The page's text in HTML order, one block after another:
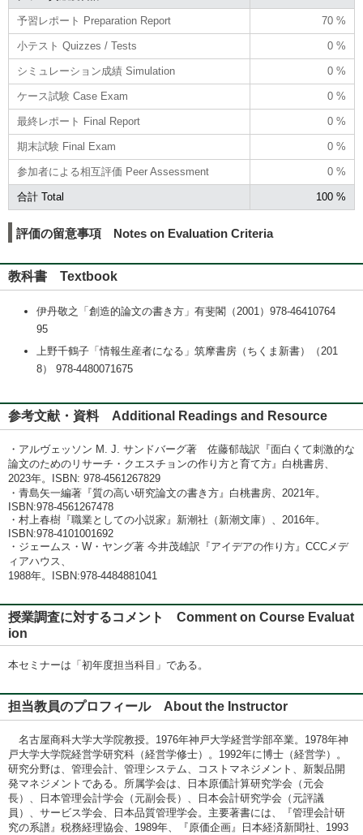
予習レポート Preparation Report 70 %
小テスト Quizzes / Tests 0 %
シミュレーション成績 Simulation 0 %
ケース試験 Case Exam 0 %
最終レポート Final Report 0 %
期末試験 Final Exam 0 %
参加者による相互評価 Peer Assessment 0 %
合計 Total 100 %
評価の留意事項 Notes on Evaluation Criteria
教科書 Textbook
伊丹敬之「創造的論文の書き方」有斐閣（2001）978-46410764
95
上野千鶴子「情報生産者になる」筑摩書房（ちくま新書）（201
8） 978-4480071675
参考文献・資料 Additional Readings and Resource
・アルヴェッソン M. J. サンドバーグ著 佐藤郁哉訳『面白くて刺激的な
論文のためのリサーチ・クエスチョンの作り方と育て方』白桃書房、
2023年。ISBN: ‎978-4561267829
・青島矢一編著『質の高い研究論文の書き方』白桃書房、2021年。
ISBN:978-4561267478
・村上春樹『職業としての小説家』新潮社（新潮文庫）、2016年。
ISBN:978-4101001692
・ジェームス・W・ヤング著 今井茂雄訳『アイデアの作り方』CCCメデ
ィアハウス、
1988年。ISBN:978-4484881041
授業調査に対するコメント Comment on Course Evaluat
ion
本セミナーは「初年度担当科目」である。
担当教員のプロフィール About the Instructor
名古屋商科大学大学院教授。1976年神戸大学経営学部卒業。1978年神
戸大学大学院経営学研究科（経営学修士）。1992年に博士（経営学）。
研究分野は、管理会計、管理システム、コストマネジメント、新製品開
発マネジメントである。所属学会は、日本原価計算研究学会（元会
長）、日本管理会計学会（元副会長）、日本会計研究学会（元評議
員）、サービス学会、日本品質管理学会。主要著書には、『管理会計研
究の系譜』税務経理協会、1989年、『原価企画』日本経済新聞社、1993